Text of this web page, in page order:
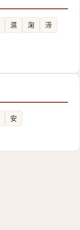
濕 淗
渧
安